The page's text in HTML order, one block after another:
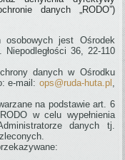
danych „RODO”)
osobowych jest Ośrodek
36, 22-110
danych w Ośrodku
e-mail: ops@ruda-huta.pl
na podstawie art. 6
w celu wypełnienia
danych tj.